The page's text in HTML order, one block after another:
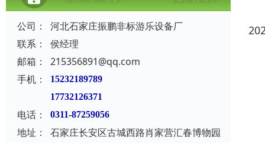
公司：
河北石家庄振鹏非标游乐设备厂
联系：
侯经理
邮箱：
215356891@qq.com
手机：
15232189789
17732126371
电话： 0311-87259056
地址：
石家庄长安区古城西路肖家营汇春博物园